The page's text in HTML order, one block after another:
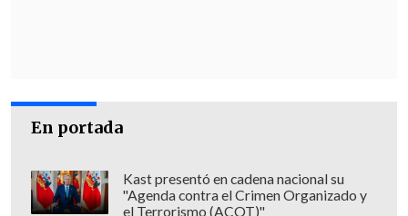
En portada
Kast presentó en cadena nacional su
"Agenda contra el Crimen Organizado y
el Terrorismo (ACOT)"